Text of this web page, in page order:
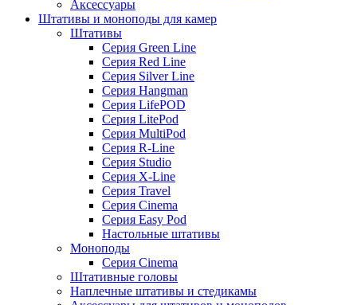
Аксессуары
Штативы и моноподы для камер
Штативы
Серия Green Line
Серия Red Line
Серия Silver Line
Серия Hangman
Серия LifePOD
Серия LitePod
Серия MultiPod
Серия R-Line
Серия Studio
Серия X-Line
Серия Travel
Серия Cinema
Серия Easy Pod
Настольные штативы
Моноподы
Серия Cinema
Штативные головы
Наплечные штативы и стедикамы